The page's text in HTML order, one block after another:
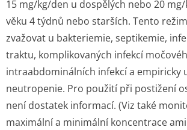
15 mg/kg/den u dospělých nebo 20
věku 4 týdnů nebo starších. Tento
zvažovat u bakteriemie, septikemie,
traktu, komplikovaných infekcí
intraabdominálních infekcí a empiricky
neutropenie. Pro použití při postižení
není dostatek informací. (Viz také
maximální a minimální koncentrace